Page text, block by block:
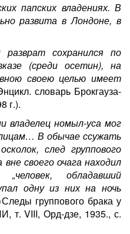
папских владениях. В
развита в Лондоне, в
сохранился по
(среди осетин), на
своею целью имеет
словарь Брокгауза-
г.).
владелец номыл-уса мог
В обычае ссужать
след группового
своего очага находил
обладавший
одну из них на ночь
группового брака у
т. VIII, Орд-дзе, 1935., с.